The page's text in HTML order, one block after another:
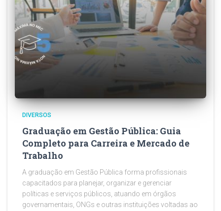
DIVERSOS
Graduação em Gestão Pública: Guia
Completo para Carreira e Mercado de
Trabalho
A graduação em Gestão Pública forma profissionais
capacitados para planejar, organizar e gerenciar
políticas e serviços públicos, atuando em órgãos
governamentais, ONGs e outras instituições voltadas ao